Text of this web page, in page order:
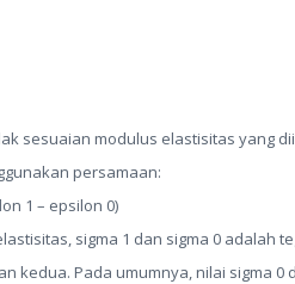
sesuaian modulus elastisitas yang
persamaan:
1 – epsilon 0)
sigma 1 dan sigma 0
kedua. Pada umumnya, nilai sigma 0